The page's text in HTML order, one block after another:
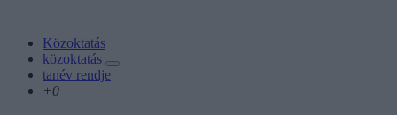
Közoktatás
közoktatás
tanév rendje
+0